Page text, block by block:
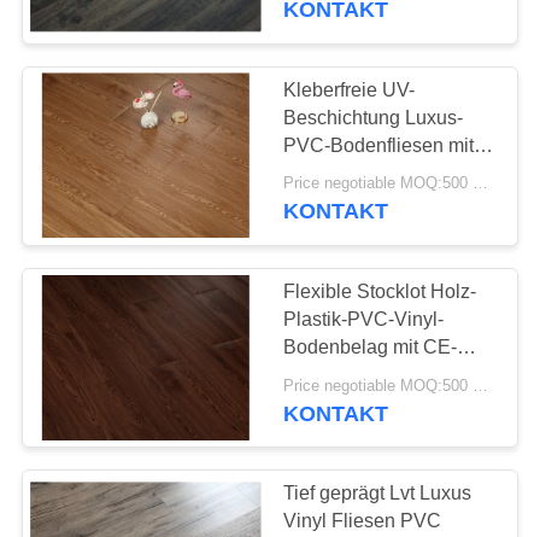
Vinyl-Click-System-
Bodenbelag
37
loser gelegter
Vinylbodenbelag
15
KONTAKT
Kleberfreie UV-
Beschichtung Luxus-
PVC-Bodenfliesen mit
Holztextur
Price negotiable MOQ:500 Quadratmeter
KONTAKT
Flexible Stocklot Holz-
Plastik-PVC-Vinyl-
Bodenbelag mit CE-
Zertifizierung
KONTAKT
Tief geprägt Lvt Luxus
Vinyl Fliesen PVC